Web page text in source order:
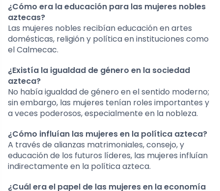
¿Cómo era la educación para las mujeres nobles
aztecas?
Las mujeres nobles recibían educación en artes
domésticas, religión y política en instituciones como
el Calmecac.
¿Existía la igualdad de género en la sociedad
azteca?
No había igualdad de género en el sentido moderno;
sin embargo, las mujeres tenían roles importantes y
a veces poderosos, especialmente en la nobleza.
¿Cómo influían las mujeres en la política azteca?
A través de alianzas matrimoniales, consejo, y
educación de los futuros líderes, las mujeres influían
indirectamente en la política azteca.
¿Cuál era el papel de las mujeres en la economía